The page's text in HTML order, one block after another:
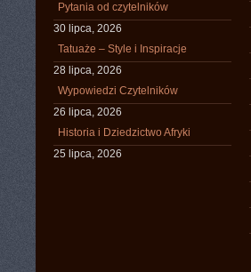
Pytania od czytelników
30 lipca, 2026
Tatuaże – Style i Inspiracje
28 lipca, 2026
Wypowiedzi Czytelników
26 lipca, 2026
Historia i Dziedzictwo Afryki
25 lipca, 2026